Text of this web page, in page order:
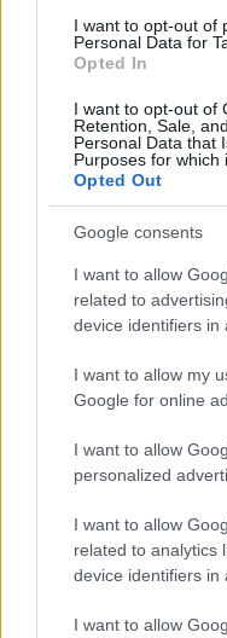
I want to opt-out of
Personal Data for
Opted In
I want to opt-out of
Retention, Sale,
Personal Data that
Purposes for which
Opted Out
Google consents
I want to allow
related to
device identifiers in
I want to allow my
Google for online
I want to allow
personalized
I want to allow
related to analytics
device identifiers in
I want to allow
Slovenija
Ključne besede:
Več iz kraja
V OTP banki opozarjajo na
zlorabe plačilnih kartic s